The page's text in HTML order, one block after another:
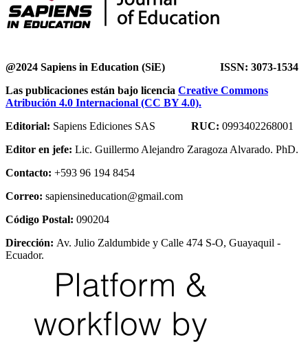
@2024 Sapiens in Education (SiE) ISSN: 3073-1534
Las publicaciones están bajo licencia Creative Commons
Atribución 4.0 Internacional (CC BY 4.0).
Editorial: Sapiens Ediciones SAS RUC: 0993402268001
Editor en jefe: Lic. Guillermo Alejandro Zaragoza Alvarado. PhD.
Contacto: +593 96 194 8454
Correo: sapiensineducation@gmail.com
Código Postal: 090204
Dirección: Av. Julio Zaldumbide y Calle 474 S-O, Guayaquil -
Ecuador.